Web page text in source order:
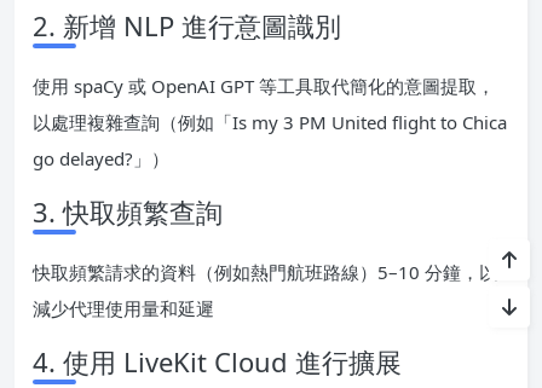
2. 新增 NLP 進行意圖識別
使用 spaCy 或 OpenAI GPT 等工具取代簡化的意圖提取，
以處理複雜查詢（例如「Is my 3 PM United flight to Chica
go delayed?」）
3. 快取頻繁查詢
快取頻繁請求的資料（例如熱門航班路線）5–10 分鐘，以
減少代理使用量和延遲
4. 使用 LiveKit Cloud 進行擴展